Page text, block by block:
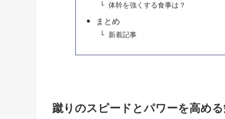
体幹を強くする食事は？
まとめ
新着記事
蹴りのスピードとパワーを高め